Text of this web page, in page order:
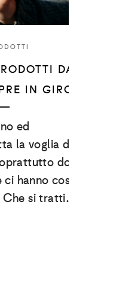
DA
IN GIRO!
ed
la voglia di
dopo i
hanno costretti
si tratti…